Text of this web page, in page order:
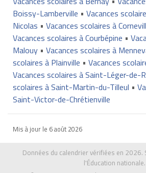
Boissy-Lamberville • Vacances
Nicolas • Vacances scolaires à
Vacances scolaires à Courbépine •
Malouy• Vacances scolaires à
scolaires à Plainville • Vacances
Vacances scolaires à Saint-Léger-de-
scolaires à Saint-Martin-du-Tilleul •
Saint-Victor-de-Chrétienville
Mis à jour le 6 août 2026
Données du calendrier vérifiées en 2026.
l'Éducation nationale.